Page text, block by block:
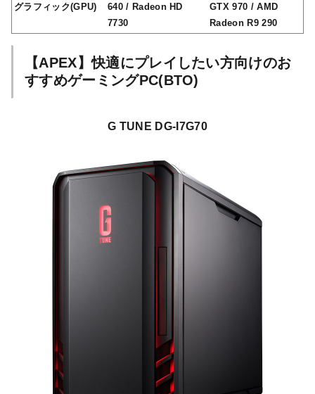
グラフィック(GPU)
640 / Radeon HD
7730
GTX 970 / AMD
Radeon R9 290
【APEX】快適にプレイしたい方向けのお
すすめゲーミングPC(BTO)
G TUNE DG-I7G70